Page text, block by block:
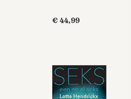
€ 44,99